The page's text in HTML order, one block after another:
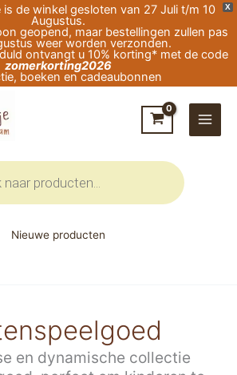
X
de winkel gesloten van 27 Juli t/m 10
Augustus.
geopend, maar bestellingen zullen pas
weer worden verzonden.
ontvangt u 10% korting* met de code
zomerkorting2026
boeken en cadeaubonnen
Nieuwe producten
en dynamische collectie